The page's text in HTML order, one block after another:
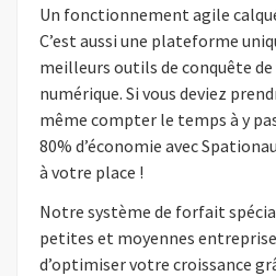
Un fonctionnement agile
C’est aussi une plateforme
meilleurs outils de conquête
numérique. Si vous deviez
même compter le temps à y
80% d’économie avec
à votre place !
Notre système de forfait
petites et moyennes
d’optimiser votre croissance